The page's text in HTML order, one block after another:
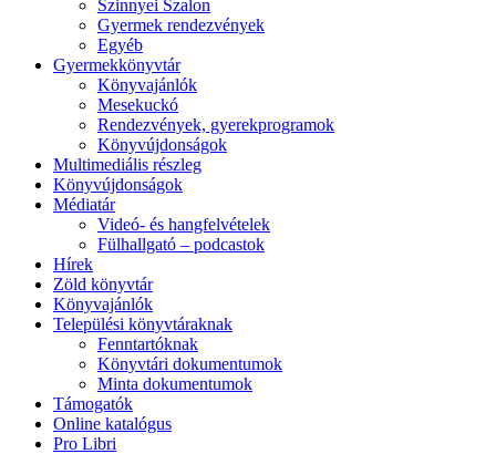
Szinnyei Szalon
Gyermek rendezvények
Egyéb
Gyermekkönyvtár
Könyvajánlók
Mesekuckó
Rendezvények, gyerekprogramok
Könyvújdonságok
Multimediális részleg
Könyvújdonságok
Médiatár
Videó- és hangfelvételek
Fülhallgató – podcastok
Hírek
Zöld könyvtár
Könyvajánlók
Települési könyvtáraknak
Fenntartóknak
Könyvtári dokumentumok
Minta dokumentumok
Támogatók
Online katalógus
Pro Libri